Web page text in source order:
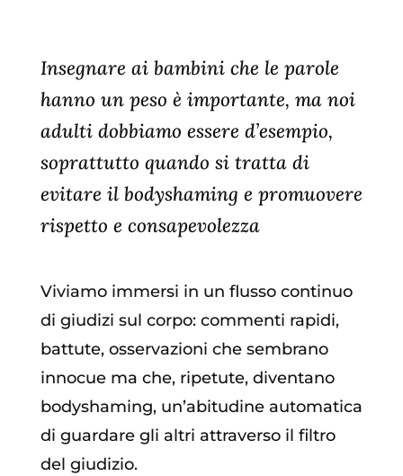
Insegnare ai bambini che le parole
hanno un peso è importante, ma noi
adulti dobbiamo essere d’esempio,
soprattutto quando si tratta di
evitare il bodyshaming e promuovere
rispetto e consapevolezza
Viviamo immersi in un flusso continuo
di giudizi sul corpo: commenti rapidi,
battute, osservazioni che sembrano
innocue ma che, ripetute, diventano
bodyshaming, un’abitudine automatica
di guardare gli altri attraverso il filtro
del giudizio.